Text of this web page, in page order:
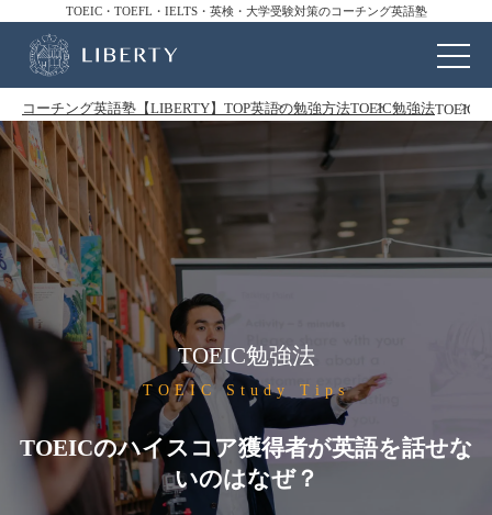
TOEIC・TOEFL・IELTS・英検・大学受験対策のコーチング英語塾
コーチング英語塾【LIBERTY】TOP英語の勉強方法TOEIC勉強法TOEIC
TOEIC勉強法
TOEIC Study Tips
TOEICのハイスコア獲得者が英語を話せな
いのはなぜ？